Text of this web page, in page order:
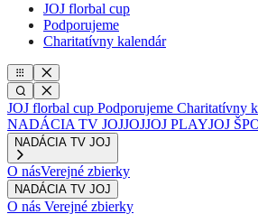
JOJ florbal cup
Podporujeme
Charitatívny kalendár
JOJ florbal cup Podporujeme Charitatívny
NADÁCIA TV JOJJOJJOJ PLAYJOJ
NADÁCIA TV JOJ
O násVerejné zbierky
NADÁCIA TV JOJ
O nás Verejné zbierky